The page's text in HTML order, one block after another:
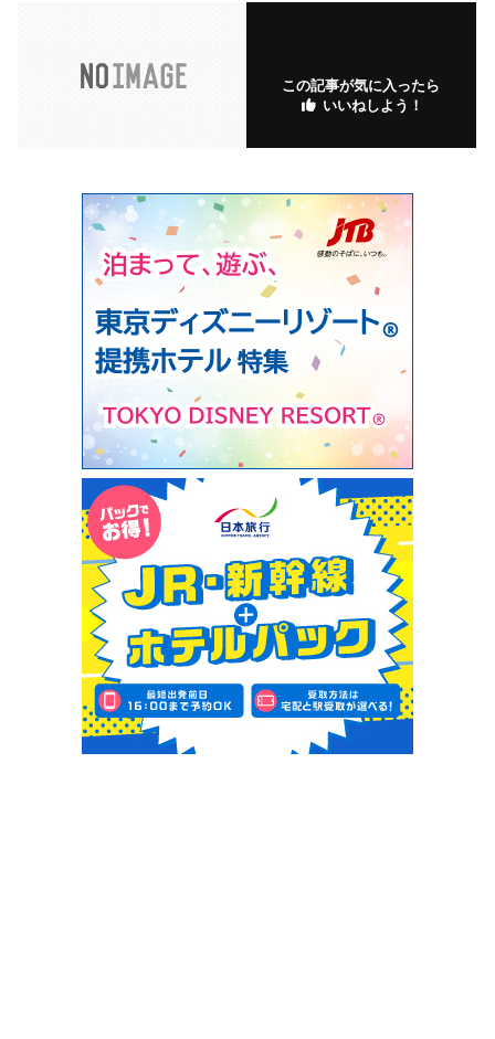
この記事が気に入ったら
いいねしよう！